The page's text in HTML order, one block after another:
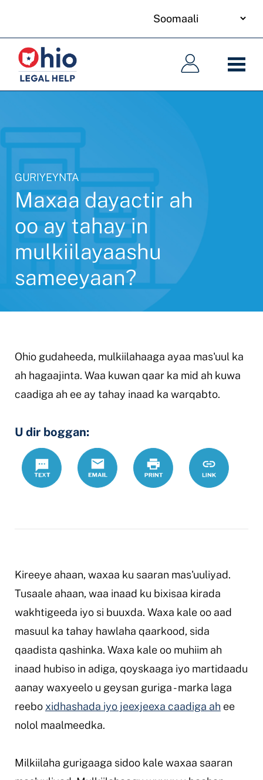
main
content
Main
navigation
Main
navigation
GURIYEYNTA
Maxaa dayactir ah
oo ay tahay in
mulkiilayaashu
sameeyaan?
Ohio gudaheeda, mulkiilahaaga ayaa mas'uul ka
ah hagaajinta. Waa kuwan qaar ka mid ah kuwa
caadiga ah ee ay tahay inaad ka warqabto.
U dir boggan:
Text
Email Daabac
https://
Link
Kireeye ahaan, waxaa ku saaran mas'uuliyad.
Tusaale ahaan, waa inaad ku bixisaa kirada
wakhtigeeda iyo si buuxda. Waxa kale oo aad
masuul ka tahay hawlaha qaarkood, sida
qaadista qashinka. Waxa kale oo muhiim ah
inaad hubiso in adiga, qoyskaaga iyo martidaadu
aanay waxyeelo u geysan guriga - marka laga
reebo xidhashada iyo jeexjeexa caadiga ah ee
nolol maalmeedka.
Milkiilaha gurigaaga sidoo kale waxaa saaran